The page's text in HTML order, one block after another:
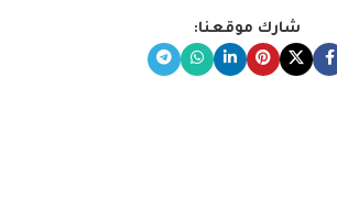
شارك موقعنا: